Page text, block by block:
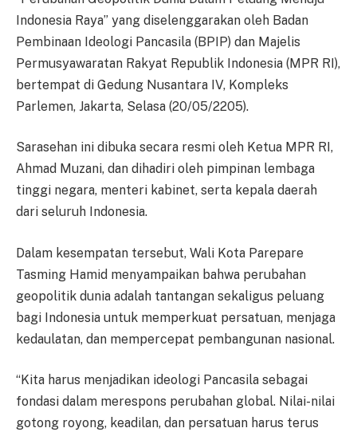
Indonesia Raya” yang diselenggarakan oleh Badan
Pembinaan Ideologi Pancasila (BPIP) dan Majelis
Permusyawaratan Rakyat Republik Indonesia (MPR RI),
bertempat di Gedung Nusantara IV, Kompleks
Parlemen, Jakarta, Selasa (20/05/2205).
Sarasehan ini dibuka secara resmi oleh Ketua MPR RI,
Ahmad Muzani, dan dihadiri oleh pimpinan lembaga
tinggi negara, menteri kabinet, serta kepala daerah
dari seluruh Indonesia.
Dalam kesempatan tersebut, Wali Kota Parepare
Tasming Hamid menyampaikan bahwa perubahan
geopolitik dunia adalah tantangan sekaligus peluang
bagi Indonesia untuk memperkuat persatuan, menjaga
kedaulatan, dan mempercepat pembangunan nasional.
“Kita harus menjadikan ideologi Pancasila sebagai
fondasi dalam merespons perubahan global. Nilai-nilai
gotong royong, keadilan, dan persatuan harus terus